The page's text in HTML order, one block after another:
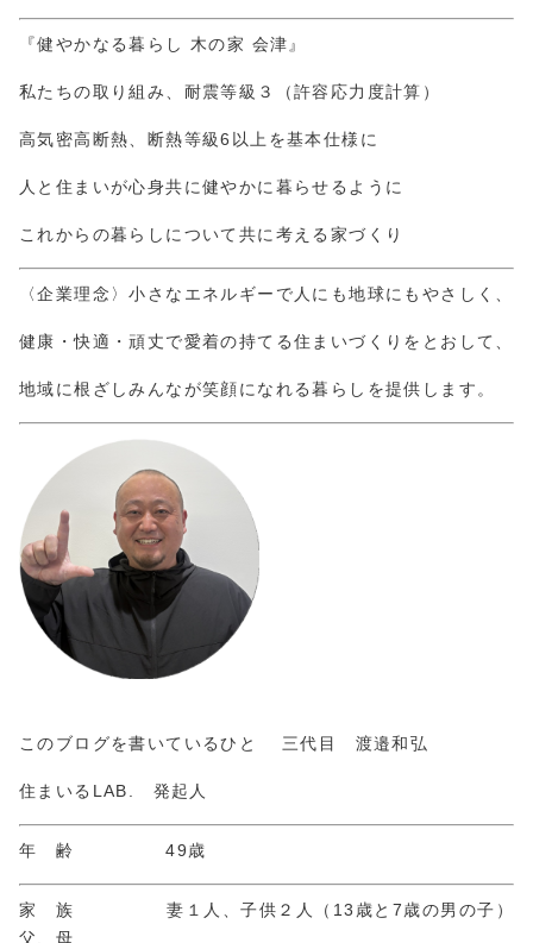
『健やかなる暮らし 木の家 会津』
私たちの取り組み、耐震等級３（許容応力度計算）
高気密高断熱、断熱等級6以上を基本仕様に
人と住まいが心身共に健やかに暮らせるように
これからの暮らしについて共に考える家づくり
〈企業理念〉小さなエネルギーで人にも地球にもやさしく、
健康・快適・頑丈で愛着の持てる住まいづくりをとおして、
地域に根ざしみんなが笑顔になれる暮らしを提供します。
このブログを書いているひと 三代目 渡邉和弘
住まいるLAB. 発起人
年 齢 49歳
家 族 妻１人、子供２人（13歳と7歳の男の子）
父、母